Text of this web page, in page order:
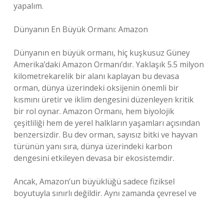
yapalım.
Dünyanın En Büyük Ormanı: Amazon
Dünyanın en büyük ormanı, hiç kuşkusuz Güney
Amerika’daki Amazon Ormanı’dır. Yaklaşık 5.5 milyon
kilometrekarelik bir alanı kaplayan bu devasa
orman, dünya üzerindeki oksijenin önemli bir
kısmını üretir ve iklim dengesini düzenleyen kritik
bir rol oynar. Amazon Ormanı, hem biyolojik
çeşitliliği hem de yerel halkların yaşamları açısından
benzersizdir. Bu dev orman, sayısız bitki ve hayvan
türünün yanı sıra, dünya üzerindeki karbon
dengesini etkileyen devasa bir ekosistemdir.
Ancak, Amazon’un büyüklüğü sadece fiziksel
boyutuyla sınırlı değildir. Aynı zamanda çevresel ve